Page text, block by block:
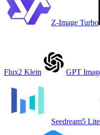
Z-Image Turbo
Flux2 Klein GPT
Seedream5 Lite